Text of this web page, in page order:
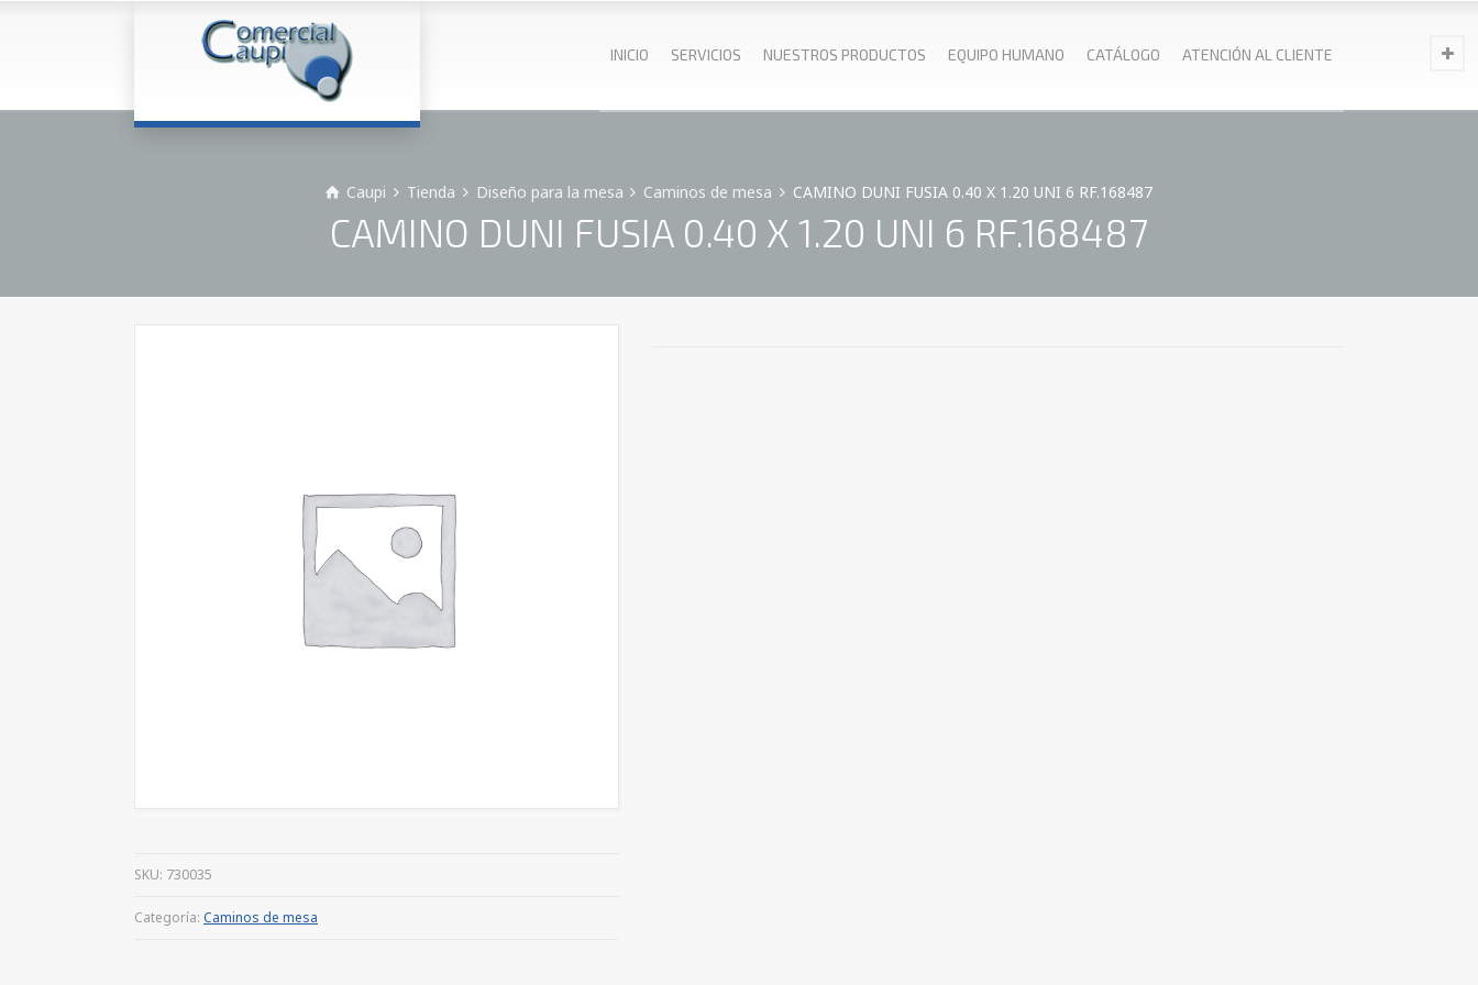
INICIO SERVICIOS NUESTROS PRODUCTOS EQUIPO HUMANO CATÁLOGO ATENCIÓN AL CLIENTE
Caupi Tienda Diseño para la mesa Caminos de mesa CAMINO DUNI FUSIA 0.40 X 1.20 UNI 6 RF.168487
CAMINO DUNI FUSIA 0.40 X 1.20 UNI 6 RF.168487
SKU: 730035
Categoría: Caminos de mesa